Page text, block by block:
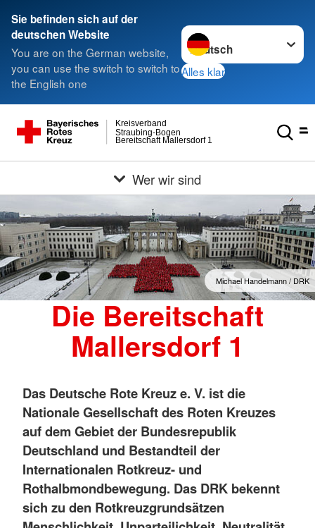
Sie befinden sich auf der
deutschen Website
You are on the German website,
you can use the switch to switch to
the English one
Sprache wechseln zu
Alles klar
Bereitschaft Mallersdorf 1
Straubing-Bogen
Kreisverband
Wer wir sind
Michael Handelmann / DRK
Die Bereitschaft
Mallersdorf 1
Das Deutsche Rote Kreuz e. V. ist die
Nationale Gesellschaft des Roten Kreuzes
auf dem Gebiet der Bundesrepublik
Deutschland und Bestandteil der
Internationalen Rotkreuz- und
Rothalbmondbewegung. Das DRK bekennt
sich zu den Rotkreuzgrundsätzen